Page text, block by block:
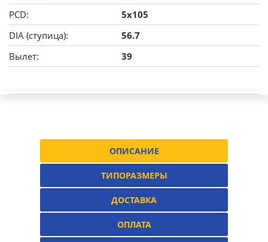
PCD:
5x105
DIA (ступица):
56.7
Вылет:
39
ОПИСАНИЕ
ТИПОРАЗМЕРЫ
ДОСТАВКА
ОПЛАТА